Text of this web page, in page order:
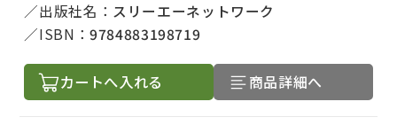
出版社名： スリーエーネットワーク
ISBN：9784883198719
カートへ入れる 商品詳細へ